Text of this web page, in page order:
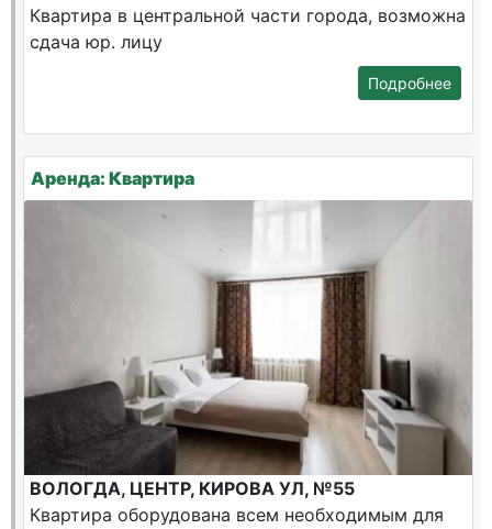
Квартира в центральной части города, возможна
сдача юр. лицу
Подробнее
Аренда: Квартира
ВОЛОГДА, ЦЕНТР, КИРОВА УЛ, №55
Квартира оборудована всем необходимым для